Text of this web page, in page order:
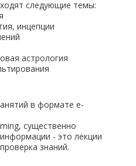
следующие темы:
инцепции
астрология
в формате e-
существенно
- это лекции
знаний.